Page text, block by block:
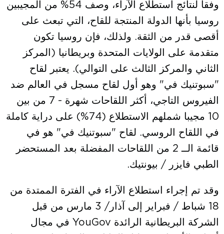
وفقا لنتائج استطلاع الآراء، وصف 54% من المجيبين
روسيا بأنها الدولة المنتجة للقاح، التي تبعث على
أقصى قدر من الثقة. ولذلك، فإن روسيا تكون
متقدمة على الولايات المتحدة وبريطانيا (المركز
الثاني والمركز الثالث على التوالي). يعتبر لقاح
"سبوتنيك في" وهو أول لقاح مسجل في العالم ضد
الفيروس التاجي، أكثر اللقاحات شهرة - 7 من بين
10 مجيبا شملهم الاستطلاع (74%) على دراية كاملة
في اللقاح الروسي. لقاح "سبوتنيك في" هو في
قائمة الــ 2 من اللقاحات المفضلة بعد المستحضر
الطبي فايزر / بيونتيك.
وقد تم إجراء استطلاع الآراء في الفترة الممتدة من
18 شباط / فبراير إلى آذار/ 3 مارس من قبل
الشركة البريطانية الرائدة YouGov في مجال